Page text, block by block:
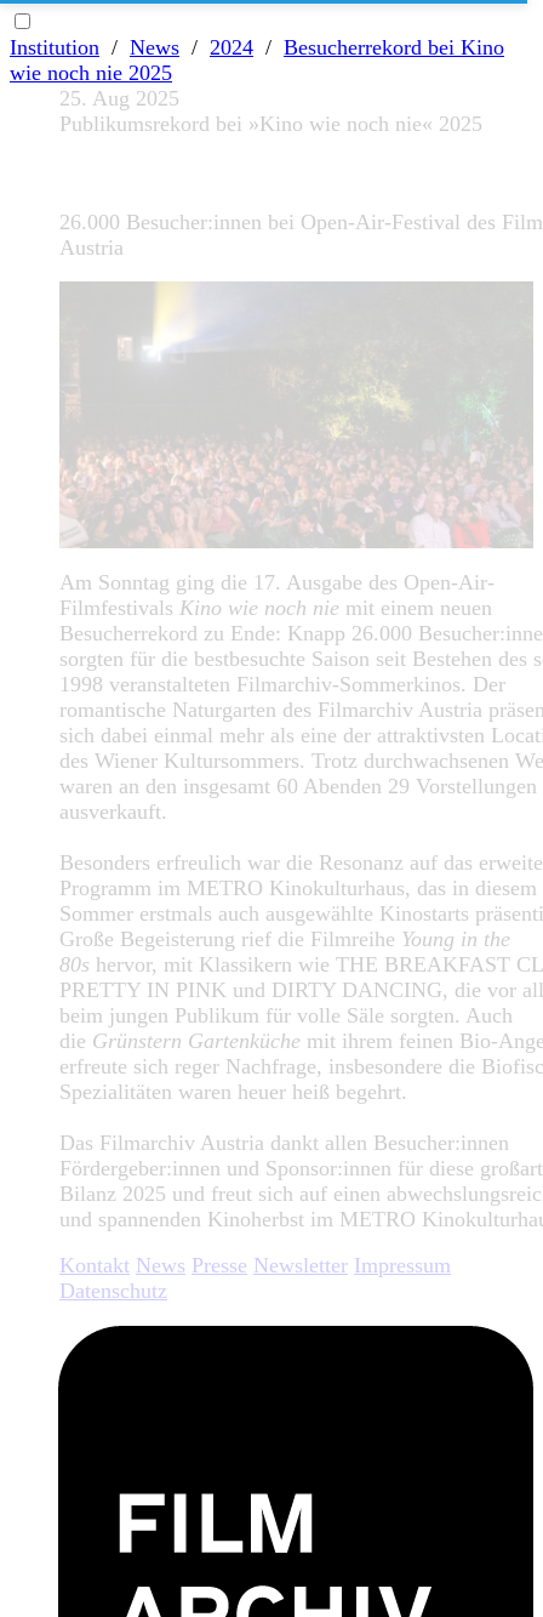
Institution / News / 2024 / Besucherrekord bei Kino
wie noch nie 2025
25. Aug 2025
Publikumsrekord bei »Kino wie noch nie« 2025
26.000 Besucher:innen bei Open-Air-Festival des
Austria
Am Sonntag ging die 17. Ausgabe des Open-Air-
Filmfestivals Kino wie noch nie mit einem neuen
Besucherrekord zu Ende: Knapp 26.000
sorgten für die bestbesuchte Saison seit Bestehen des
1998 veranstalteten Filmarchiv-Sommerkinos. Der
romantische Naturgarten des Filmarchiv Austria
sich dabei einmal mehr als eine der attraktivsten
des Wiener Kultursommers. Trotz durchwachsenen
waren an den insgesamt 60 Abenden 29 Vorstellungen
ausverkauft.
Besonders erfreulich war die Resonanz auf das
Programm im METRO Kinokulturhaus, das in diesem
Sommer erstmals auch ausgewählte Kinostarts
Große Begeisterung rief die Filmreihe Young in the
80s hervor, mit Klassikern wie THE BREAKFAST
PRETTY IN PINK und DIRTY DANCING, die vor
beim jungen Publikum für volle Säle sorgten. Auch
die Grünstern Gartenküche mit ihrem feinen Bio-
erfreute sich reger Nachfrage, insbesondere die
Spezialitäten waren heuer heiß begehrt.
Das Filmarchiv Austria dankt allen Besucher:innen
Fördergeber:innen und Sponsor:innen für diese
Bilanz 2025 und freut sich auf einen
und spannenden Kinoherbst im METRO
Kontakt News Presse Newsletter Impressum
Datenschutz